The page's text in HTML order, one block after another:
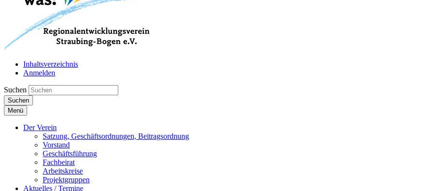
Inhaltsverzeichnis
Anmelden
Suchen
Suchen
Menü
Der Verein
Satzung, Geschäftsordnungen, Beitragsordnung
Vorstand
Geschäftsführung
Fachbeirat
Arbeitskreise
Projektgruppen
Aktuelles / Termine